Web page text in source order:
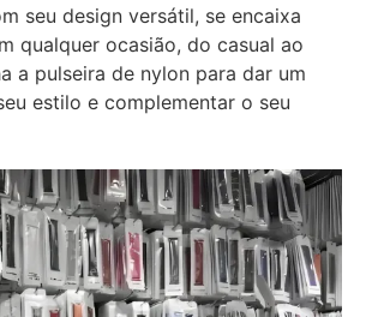
seu design versátil, se encaixa
qualquer ocasião, do casual ao
a pulseira de nylon para dar um
estilo e complementar o seu